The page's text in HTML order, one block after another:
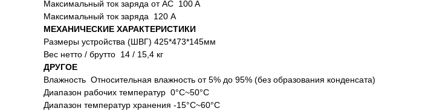
Максимальный ток заряда от AC 100 A
Максимальный ток заряда 120 A
МЕХАНИЧЕСКИЕ ХАРАКТЕРИСТИКИ
Размеры устройства (ШВГ) 425*473*145мм
Вес нетто / брутто 14 / 15,4 кг
ДРУГОЕ
Влажность Относительная влажность от 5% до 95% (без образования конденсата)
Диапазон рабочих температур 0°C~50°C
Диапазон температур хранения -15°C~60°C